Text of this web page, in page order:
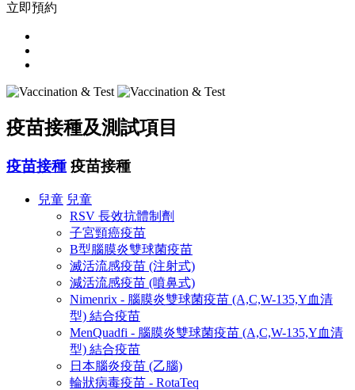
立即預約
疫苗接種及測試項目
疫苗接種 疫苗接種
兒童 兒童
RSV 長效抗體制劑
子宮頸癌疫苗
B型腦膜炎雙球菌疫苗
滅活流感疫苗 (注射式)
減活流感疫苗 (噴鼻式)
Nimenrix - 腦膜炎雙球菌疫苗 (A,C,W-135,Y血清
型) 結合疫苗
MenQuadfi - 腦膜炎雙球菌疫苗 (A,C,W-135,Y血清
型) 結合疫苗
日本腦炎疫苗 (乙腦)
輪狀病毒疫苗 - RotaTeq